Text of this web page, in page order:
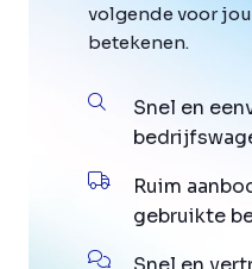
volgende voor
betekenen.
Snel en
Ruim
gebruikte